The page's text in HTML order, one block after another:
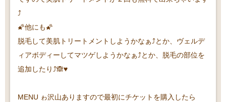
⤴
🌠他にも🌠
脱毛して美肌トリートメントしようかなぁ⤴とか、ヴェルデ
ィアボディーしてマツゲしようかなぁ⤴とか、脱毛の部位を
追加したり⤴🙈♥
MENU ゎ沢山ありますので最初にチケットを購入したら